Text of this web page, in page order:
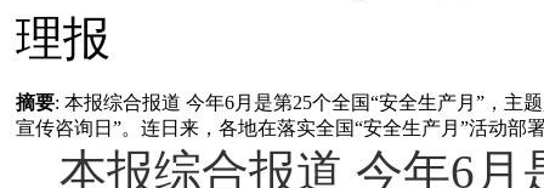
理报
摘要: 本报综合报道 今年6月是第25个全国“安全生产月”，
宣传咨询日”。连日来，各地在落实全国“安全生产月”活动部
本报综合报道 今年6月